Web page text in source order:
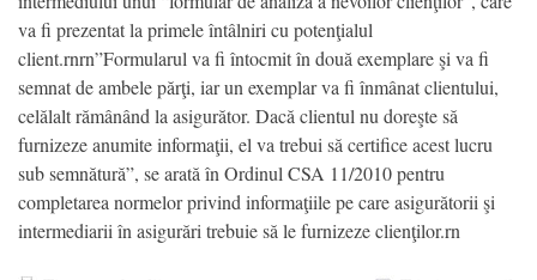
va fi prezentat la primele întâlniri cu potenţialul
client.rnrn”Formularul va fi întocmit în două exemplare şi va fi
semnat de ambele părţi, iar un exemplar va fi înmânat clientului,
celălalt rămânând la asigurător. Dacă clientul nu doreşte să
furnizeze anumite informaţii, el va trebui să certifice acest lucru
sub semnătură”, se arată în Ordinul CSA 11/2010 pentru
completarea normelor privind informaţiile pe care asigurătorii şi
intermediarii în asigurări trebuie să le furnizeze clienţilor.rn